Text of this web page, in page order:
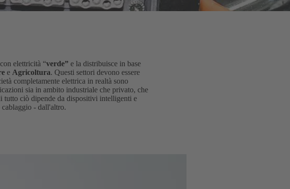
elettricità “verde” e la distribuisce in base
e Agricoltura. Questi settori devono essere
completamente elettrica in realtà sono
sia in ambito industriale che privato, che
tutto ciò dipende da dispositivi intelligenti e
- dall'altro.